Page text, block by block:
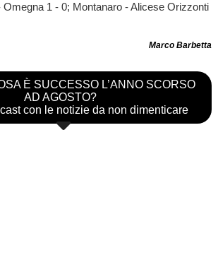
1 - 0; Montanaro - Alicese Orizzonti
Marco Barbetta
È SUCCESSO L’ANNO SCORSO
AD AGOSTO?
con le notizie da non dimenticare